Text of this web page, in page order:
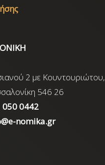
2 με Κουντουριώτου,
546 26
050 0442
nomika.gr